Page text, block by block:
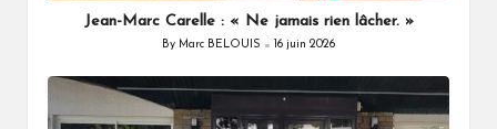
Jean-Marc Carelle : « Ne jamais rien lâcher. »
Posted
By Marc BELOUIS 16 juin 2026